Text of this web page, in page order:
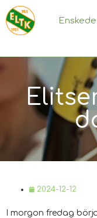
2024-12-12
I morgon fredag